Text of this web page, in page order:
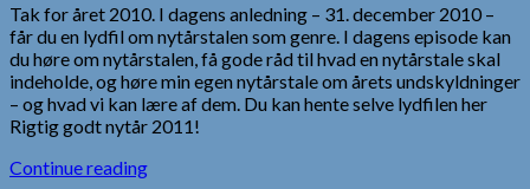
Tak for året 2010. I dagens anledning – 31. december 2010 –
får du en lydfil om nytårstalen som genre. I dagens episode kan
du høre om nytårstalen, få gode råd til hvad en nytårstale skal
indeholde, og høre min egen nytårstale om årets undskyldninger
– og hvad vi kan lære af dem. Du kan hente selve lydfilen her
Rigtig godt nytår 2011!
Continue reading